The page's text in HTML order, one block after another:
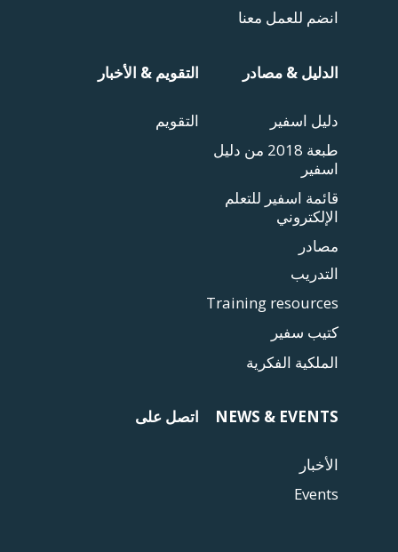
انضم للعمل معنا
الدليل & مصادر
دليل اسفير
طبعة 2018 من دليل
اسفير
قائمة اسفير للتعلم
الإلكتروني
مصادر
التدريب
Training resources
كتيب سفير
الملكية الفكرية
التقويم & الأخبار
التقويم
NEWS & EVENTS
الأخبار
Events
اتصل على